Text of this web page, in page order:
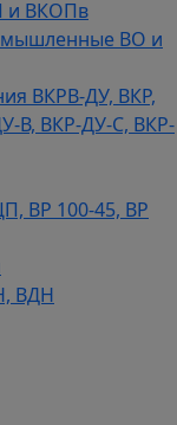
и ВКОПв
ВО и
ВКРВ-ДУ, ВКР,
В, ВКР-ДУ-С, ВКР-
ВР 100-45, ВР
ВДН